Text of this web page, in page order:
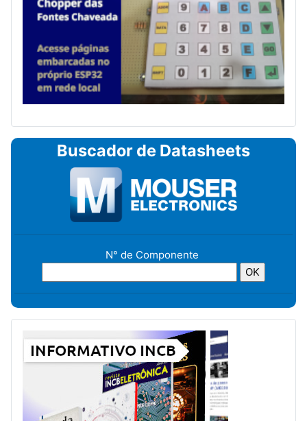
Buscador de Datasheets
N° de Componente